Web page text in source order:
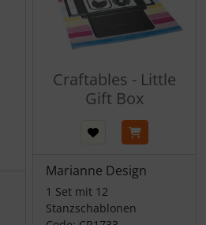
Craftables - Little
Gift Box
Marianne Design
1 Set mit 12
Stanzschablonen